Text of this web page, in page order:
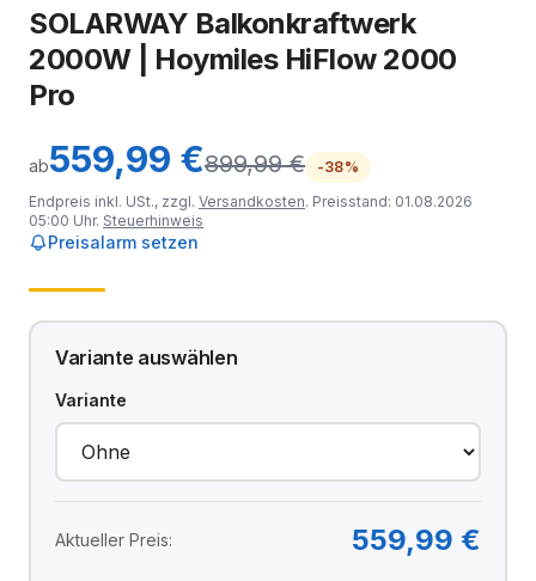
SOLARWAY Balkonkraftwerk
2000W | Hoymiles HiFlow 2000
Pro
ab559,99 €899,99 €
-38%
Endpreis inkl. USt., zzgl. Versandkosten. Preisstand: 01.08.2026
05:00 Uhr. Steuerhinweis
Preisalarm setzen
Variante auswählen
Variante
Aktueller Preis: 559,99 €